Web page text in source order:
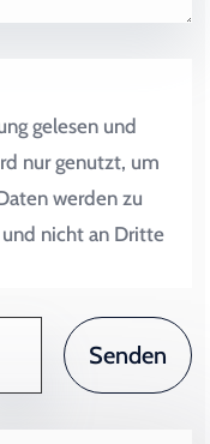
gelesen und
nur genutzt, um
werden zu
nicht an Dritte
Senden